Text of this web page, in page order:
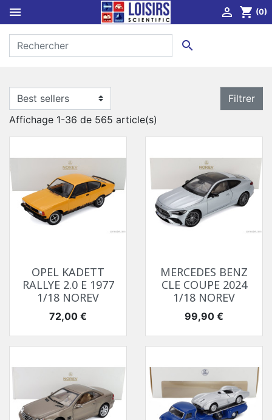
  shopping_cart (0)

Filtrer
Affichage 1-36 de 565 article(s)
OPEL KADETT
RALLYE 2.0 E 1977
1/18 NOREV
Prix
72,00 €
MERCEDES BENZ
CLE COUPE 2024
1/18 NOREV
Prix
99,90 €